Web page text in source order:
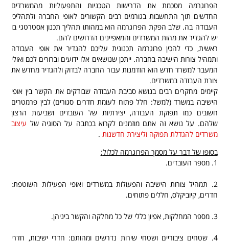
הפרוגרמה מסכמת את הדרישות הטכניות והתפעוליות מהמשרדים
החדשים תוך התחשבות בגורמים רבים הקשורים לאופי החברה ולתהליכי
העבודה בה. שלב הפקת הפרוגרמה הוא במהותו תהליך תכנון אסטרטגי בו
יש להגדיר את מהות המשרדים והמאפיינים הדרושים להם.
ראשית, כדי להכין פרוגרמה תכנונית עליכם להגדיר את אופי העבודה
ותמהיל צורות הישיבה בחברה. ייתכן שנושאים אלו ידועים וברורים לכם ואולי
המעבר למשרד חדש הוא הזדמנות עבור החברה לבדוק ולהגדיר מחדש את
צורת העבודה במשרדים.
קיימים מחקרים רבים בנושא סביבת העבודה שבודקים את הקשר בין אופי
הישיבה במשרד (למשל: חלל פתוח לעומת חדרים סגורים) לבין פרמטרים
חשובים כמו תפוקת העבודה, יצירתיות של העובדים ושביעות הרצון
שלהם. על נושא זה אתם מוזמנים לקרוא בכתבה על הסוגיה של עיצוב
משרדים להגדלת תפוקה וליצירת חדשנות .
בסופו של דבר על מסמך הפרוגרמה לכלול:
1. מספר העובדים.
2. תמהיל צורות הישיבה והפעולות במשרדים ואופי הפעילות השוטפת:
חדרים, קיוביקלס, חללים פתוחים.
3. מספר המחלקות, אפיון כללי של כל מחלקה והקשר ביניהן.
4. שטחים ציבוריים ושטחי שירות נדרשים ומהותם: חדרי ישיבות, חדרי